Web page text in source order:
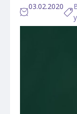
03.02.2020